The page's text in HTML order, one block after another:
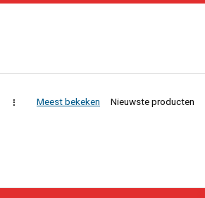
Meest bekeken Nieuwste producten